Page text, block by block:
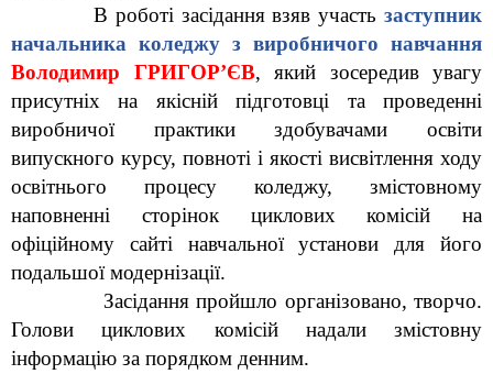
В роботі засідання взяв участь заступник
начальника коледжу з виробничого навчання
Володимир ГРИГОР’ЄВ, який зосередив увагу
присутніх на якісній підготовці та проведенні
виробничої практики здобувачами освіти
випускного курсу, повноті і якості висвітлення ходу
освітнього процесу коледжу, змістовному
наповненні сторінок циклових комісій на
офіційному сайті навчальної установи для його
подальшої модернізації.
Засідання пройшло організовано, творчо.
Голови циклових комісій надали змістовну
інформацію за порядком денним.